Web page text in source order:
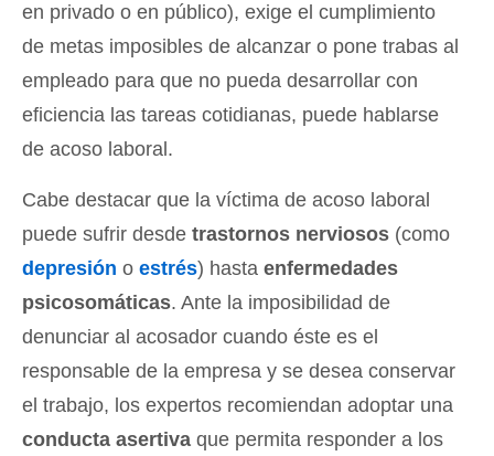
en privado o en público), exige el cumplimiento
de metas imposibles de alcanzar o pone trabas al
empleado para que no pueda desarrollar con
eficiencia las tareas cotidianas, puede hablarse
de acoso laboral.
Cabe destacar que la víctima de acoso laboral
puede sufrir desde trastornos nerviosos (como
depresión o estrés) hasta enfermedades
psicosomáticas. Ante la imposibilidad de
denunciar al acosador cuando éste es el
responsable de la empresa y se desea conservar
el trabajo, los expertos recomiendan adoptar una
conducta asertiva que permita responder a los